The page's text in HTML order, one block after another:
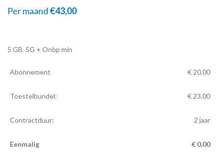
Per maand €43,00
5 GB 5G + Onbp min
Abonnement € 20,00
Toestelbundel: € 23,00
Contractduur: 2 jaar
Eenmalig € 0,00